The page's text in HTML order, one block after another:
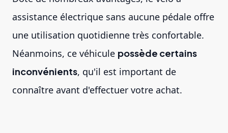
assistance électrique sans aucune pédale offre
une utilisation quotidienne très confortable.
Néanmoins, ce véhicule possède certains
inconvénients, qu'il est important de
connaître avant d'effectuer votre achat.